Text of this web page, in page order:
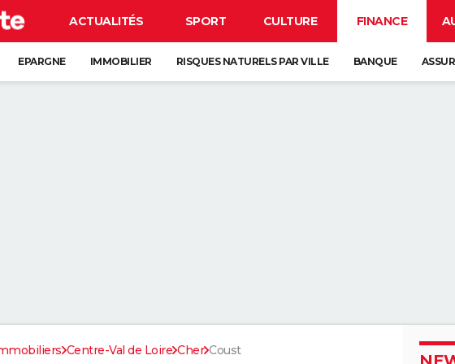
ACTUALITÉS SPORT CULTURE FINANCE
EPARGNE IMMOBILIER RISQUES NATURELS PAR VILLE BANQUE
Centre-Val de Loire Cher Coust